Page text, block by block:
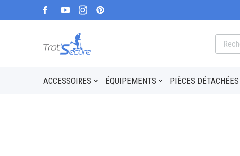
ACCESSOIRES ÉQUIPEMENTS PIÈCES DÉTACHÉES